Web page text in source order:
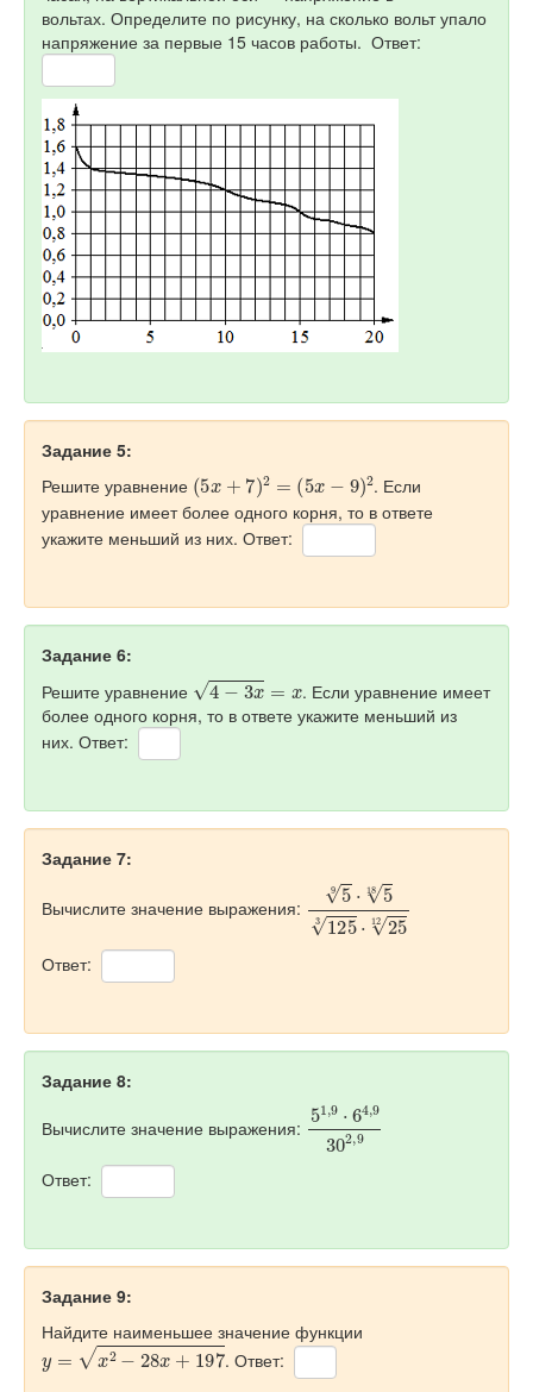
вольтах. Определите по рисунку, на сколько вольт упало
напряжение за первые 15 часов работы. Ответ:
Задание 5:
Решите уравнение (5 ) 2= −9
. Если
уравнение имеет более одного корня, то в ответе
укажите меньший из них. Ответ:
Задание 6:
Решите уравнение
−3x=x
. Если уравнение имеет
более одного корня, то в ответе укажите меньший из
них. Ответ:
Задание 7:
Вычислите значение выражения: 9⋅518 125
Ответ:
Задание 8:
Вычислите значение выражения: 51,9 ⋅ 64,9
Ответ:
Задание 9:
Найдите наименьшее значение функции
y=x2−28x+197 . Ответ: